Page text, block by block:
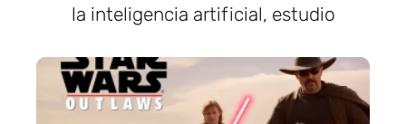
la inteligencia artificial, estudio